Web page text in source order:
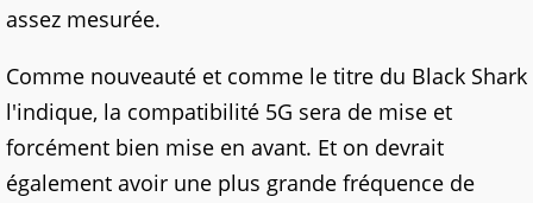
assez mesurée.
Comme nouveauté et comme le titre du Black Shark
l'indique, la compatibilité 5G sera de mise et
forcément bien mise en avant. Et on devrait
également avoir une plus grande fréquence de